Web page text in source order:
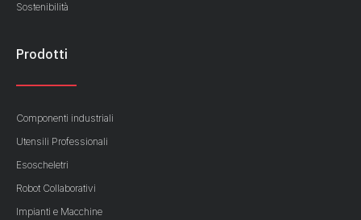
Sostenibilità
Prodotti
Componenti industriali
Utensili Professionali
Esoscheletri
Robot Collaborativi
Impianti e Macchine